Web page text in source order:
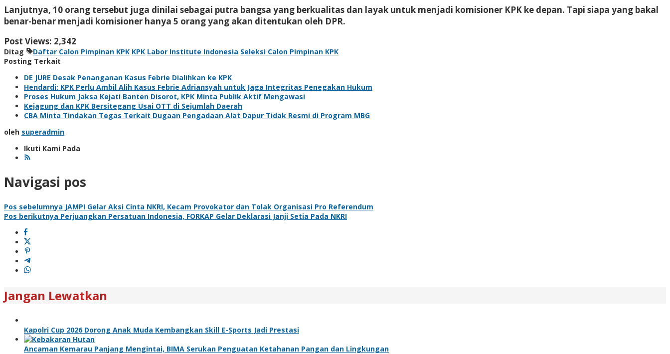
Lanjutnya, 10 orang tersebut juga dinilai sebagai putra bangsa yang berkualitas dan layak untuk menjadi komisioner KPK ke depan. Tapi siapa yang bakal
benar-benar menjadi komisioner hanya 5 orang yang akan ditentukan oleh DPR.
Post Views: 2,342
Ditag Daftar Calon Pimpinan KPK KPK Labor Institute Indonesia Seleksi Calon Pimpinan KPK
Posting Terkait
DE JURE Desak Penanganan Kasus Febrie Dialihkan ke KPK
Hendardi: KPK Perlu Ambil Alih Kasus Febrie Adriansyah untuk Jaga Integritas Penegakan Hukum
Proses Hukum Jaksa Kejati Banten Disorot, KPK Minta Publik Aktif Mengawasi
Kejagung dan KPK Bersitegang Usai OTT di Sejumlah Daerah
CBA Minta Tindakan Tegas Terkait Dugaan Pengadaan Alat Dapur Tidak Resmi di Program MBG
oleh superadmin
Ikuti Kami Pada
Navigasi pos
Pos sebelumnya JAMPI Gelar Aksi Cinta NKRI, Kecam Provokator dan Tolak Organisasi Pro Referendum
Pos berikutnya Perjuangkan Persatuan Indonesia, FORKAP Gelar Deklarasi Janji Setia Pada NKRI
Jangan Lewatkan
Kapolri Cup 2026 Dorong Anak Muda Kembangkan Skill E-Sports Jadi Prestasi
Ancaman Kemarau Panjang Mengintai, BIMA Serukan Penguatan Ketahanan Pangan dan Lingkungan